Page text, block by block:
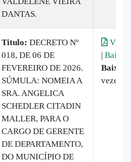
DANTAS.
Titulo: DECRETO Nº
018, DE 06 DE
FEVEREIRO DE 2026.
SÚMULA: NOMEIA A
SRA. ANGELICA
SCHEDLER CITADIN
MALLER, PARA O
CARGO DE GERENTE
DE DEPARTAMENTO,
DO MUNICÍPIO DE
| Baixar
vezes